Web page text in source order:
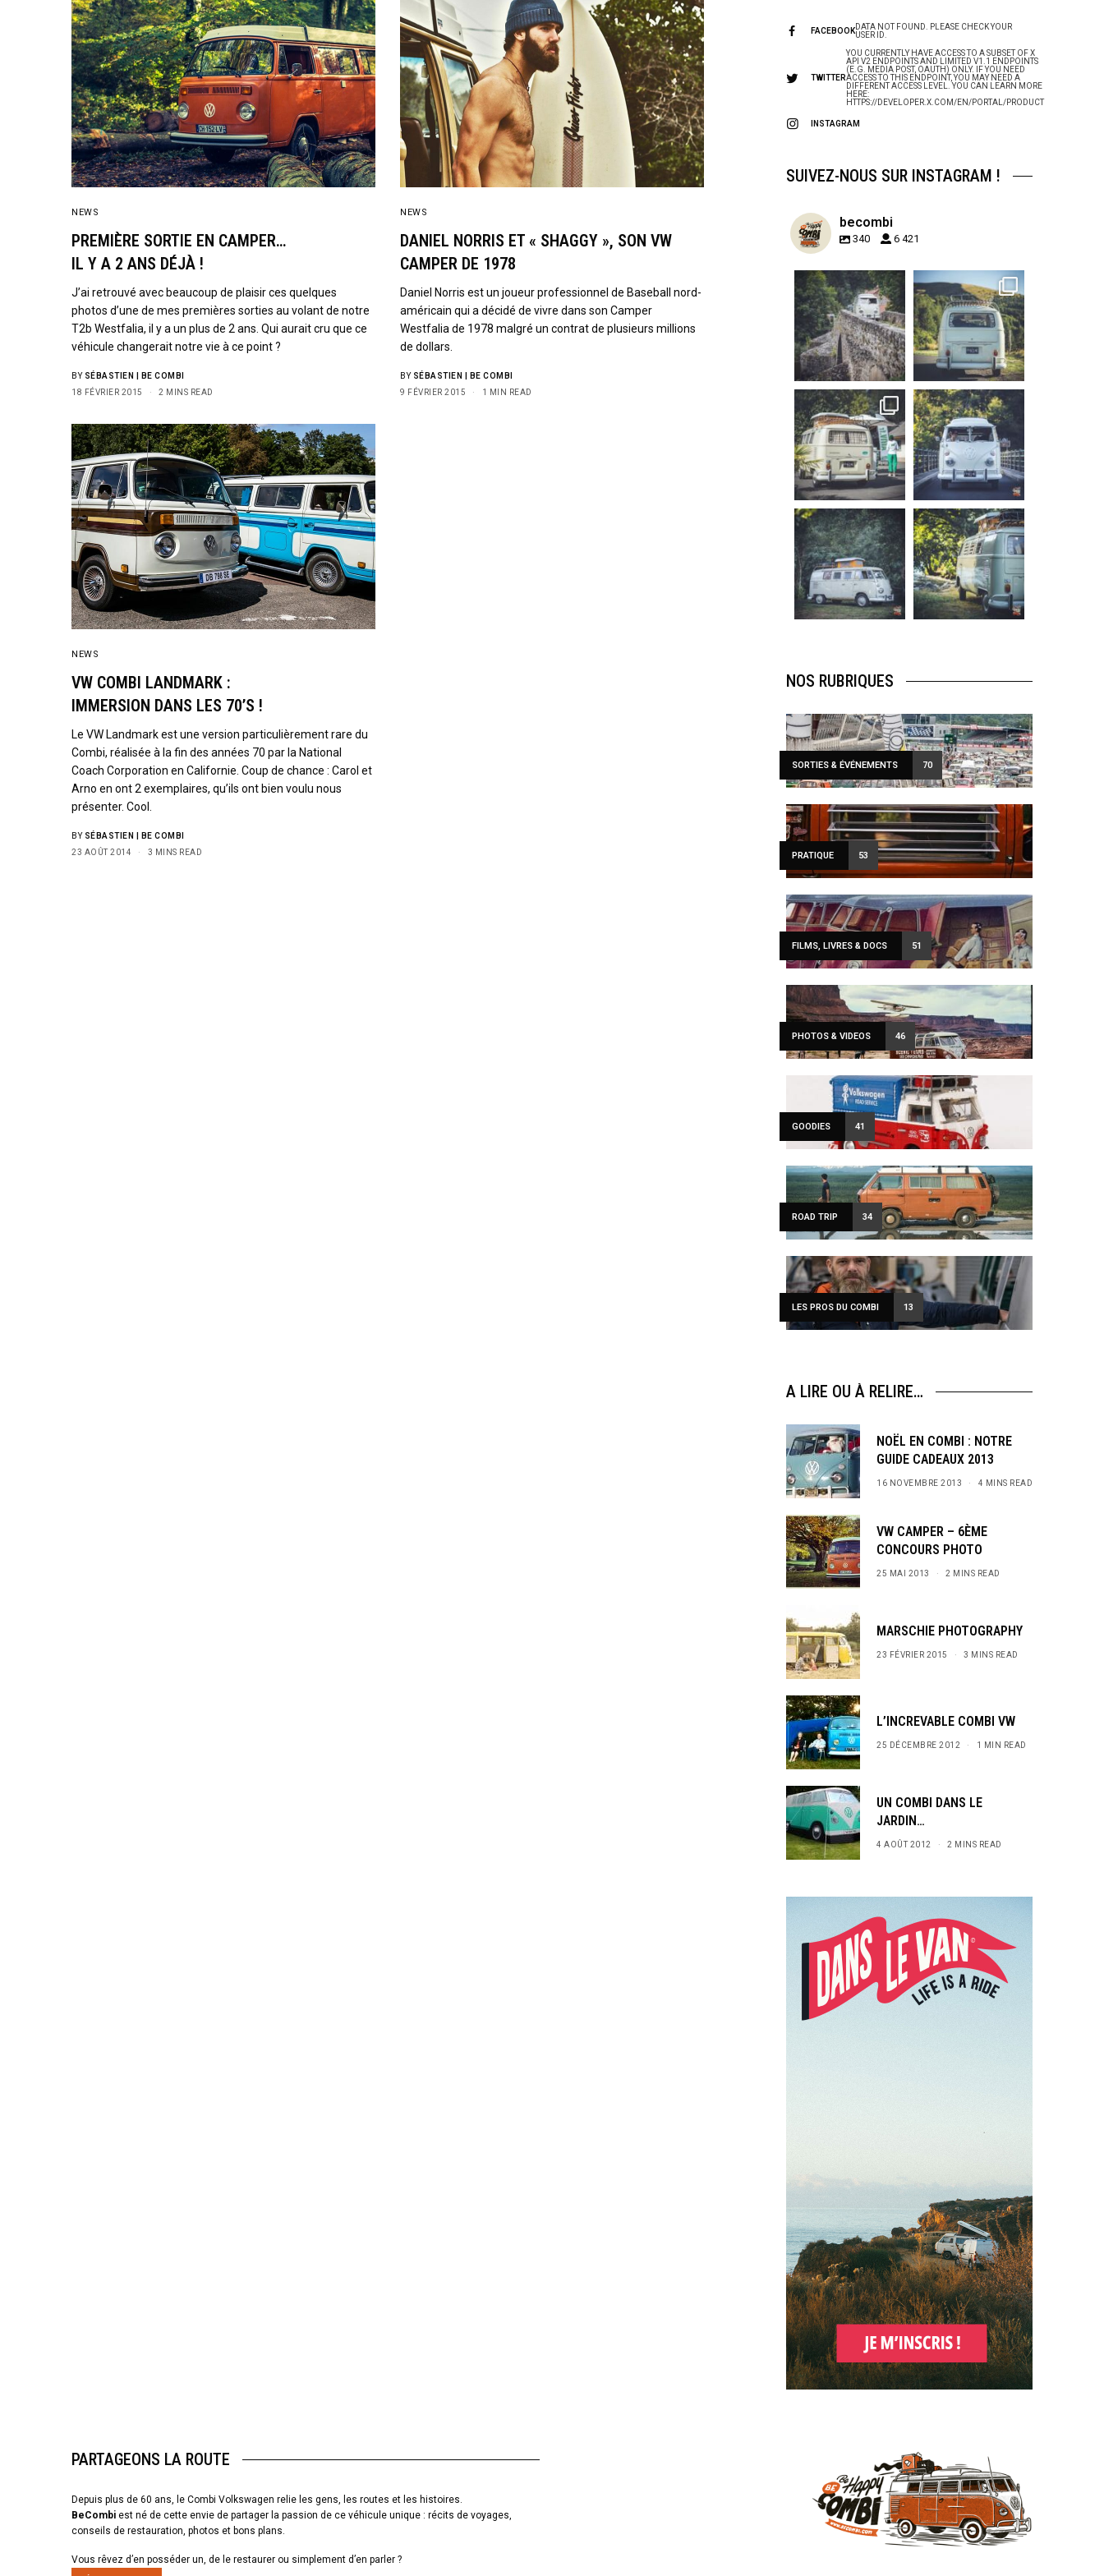
NEWS
PREMIÈRE SORTIE EN CAMPER…
IL Y A 2 ANS DÉJÀ !
J’ai retrouvé avec beaucoup de plaisir ces quelques
photos d’une de mes premières sorties au volant de notre
T2b Westfalia, il y a un plus de 2 ans. Qui aurait cru que ce
véhicule changerait notre vie à ce point ?
BY SÉBASTIEN | BE COMBI
18 FÉVRIER 2015
2 MINS READ
NEWS
DANIEL NORRIS ET « SHAGGY », SON VW
CAMPER DE 1978
Daniel Norris est un joueur professionnel de Baseball nord-
américain qui a décidé de vivre dans son Camper
Westfalia de 1978 malgré un contrat de plusieurs millions
de dollars.
BY SÉBASTIEN | BE COMBI
9 FÉVRIER 2015
1 MIN READ
NEWS
VW COMBI LANDMARK :
IMMERSION DANS LES 70’S !
Le VW Landmark est une version particulièrement rare du
Combi, réalisée à la fin des années 70 par la National
Coach Corporation en Californie. Coup de chance : Carol et
Arno en ont 2 exemplaires, qu’ils ont bien voulu nous
présenter. Cool.
BY SÉBASTIEN | BE COMBI
23 AOÛT 2014
3 MINS READ
FACEBOOKDATA NOT FOUND. PLEASE CHECK YOUR
USER ID.
TWITTER
YOU CURRENTLY HAVE ACCESS TO A SUBSET OF X
API V2 ENDPOINTS AND LIMITED V1.1 ENDPOINTS
(E.G. MEDIA POST, OAUTH) ONLY. IF YOU NEED
ACCESS TO THIS ENDPOINT, YOU MAY NEED A
DIFFERENT ACCESS LEVEL. YOU CAN LEARN MORE
HERE:
HTTPS://DEVELOPER.X.COM/EN/PORTAL/PRODUCT
INSTAGRAM
SUIVEZ-NOUS SUR INSTAGRAM !
becombi
340 6 421
becombi
Sep 15
219
3
becombi
Sep 12
216
3
becombi
Sep 10
220
4
becombi
Août 10
177
becombi
Août 10
120
0
becombi
Août 10
108
0
NOS RUBRIQUES
SORTIES & ÉVÉNEMENTS 70
PRATIQUE 53
FILMS, LIVRES & DOCS 51
PHOTOS & VIDEOS 46
GOODIES 41
ROAD TRIP 34
LES PROS DU COMBI 13
A LIRE OU À RELIRE…
NOËL EN COMBI : NOTRE
GUIDE CADEAUX 2013
16 NOVEMBRE 2013 4 MINS READ
VW CAMPER – 6ÈME
CONCOURS PHOTO
25 MAI 2013 2 MINS READ
MARSCHIE PHOTOGRAPHY
23 FÉVRIER 2015 3 MINS READ
L’INCREVABLE COMBI VW
25 DÉCEMBRE 2012 1 MIN READ
UN COMBI DANS LE
JARDIN…
4 AOÛT 2012 2 MINS READ
PARTAGEONS LA ROUTE
Depuis plus de 60 ans, le Combi Volkswagen relie les gens, les routes et les histoires.
BeCombi est né de cette envie de partager la passion de ce véhicule unique : récits de voyages,
conseils de restauration, photos et bons plans.
Vous rêvez d’en posséder un, de le restaurer ou simplement d’en parler ?